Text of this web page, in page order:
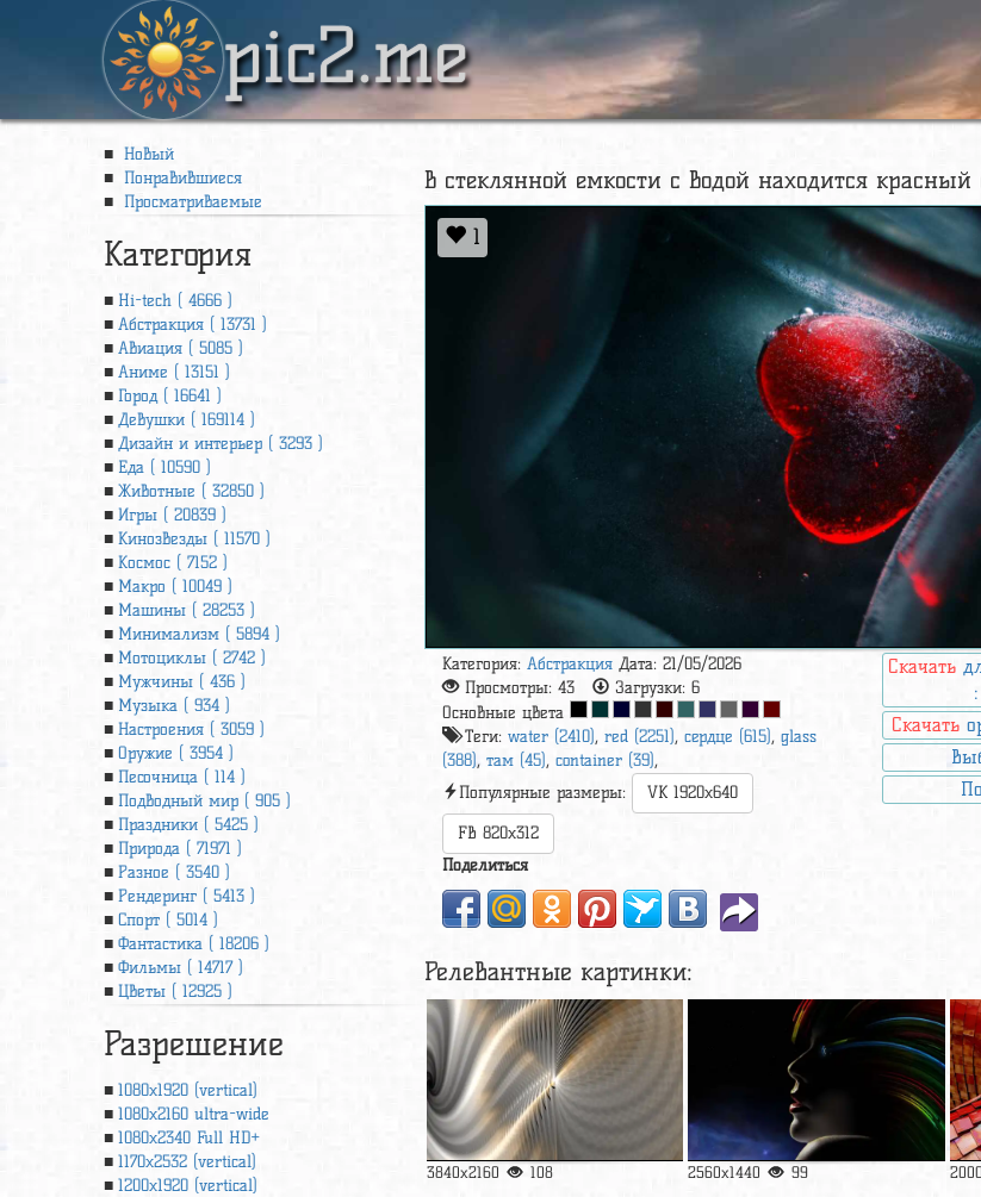
pic2.me
Новый
Понравившиеся
Просматриваемые
Категория
Hi-tech ( 4666 )
Абстракция ( 13731 )
Авиация ( 5085 )
Аниме ( 13151 )
Город ( 16641 )
Девушки ( 169114 )
Дизайн и интерьер ( 3293 )
Еда ( 10590 )
Животные ( 32850 )
Игры ( 20839 )
Кинозвезды ( 11570 )
Космос ( 7152 )
Макро ( 10049 )
Машины ( 28253 )
Минимализм ( 5894 )
Мотоциклы ( 2742 )
Мужчины ( 436 )
Музыка ( 934 )
Настроения ( 3059 )
Оружие ( 3954 )
Песочница ( 114 )
Подводный мир ( 905 )
Праздники ( 5425 )
Природа ( 71971 )
Разное ( 3540 )
Рендеринг ( 5413 )
Спорт ( 5014 )
Фантастика ( 18206 )
Фильмы ( 14717 )
Цветы ( 12925 )
Разрешение
1080x1920 (vertical)
1080x2160 ultra-wide
1080x2340 Full HD+
1170x2532 (vertical)
1200x1920 (vertical)
в стеклянной емкости с водой находится красный
1
Категория:Абстракция Дата: 21/05/2026
Просмотры:43 Загрузки:6
Основные цвета
Теги:water (2410),red (2251),сердце (615),glass
(388),там (45),container (39),
Популярные размеры:
VK 1920x640
FB 820x312
Скачать
Скачать
Поделиться
Релевантные картинки:
3840x2160 108 2560x1440 99